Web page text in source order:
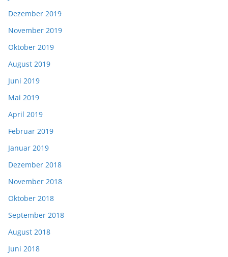
Dezember 2019
November 2019
Oktober 2019
August 2019
Juni 2019
Mai 2019
April 2019
Februar 2019
Januar 2019
Dezember 2018
November 2018
Oktober 2018
September 2018
August 2018
Juni 2018